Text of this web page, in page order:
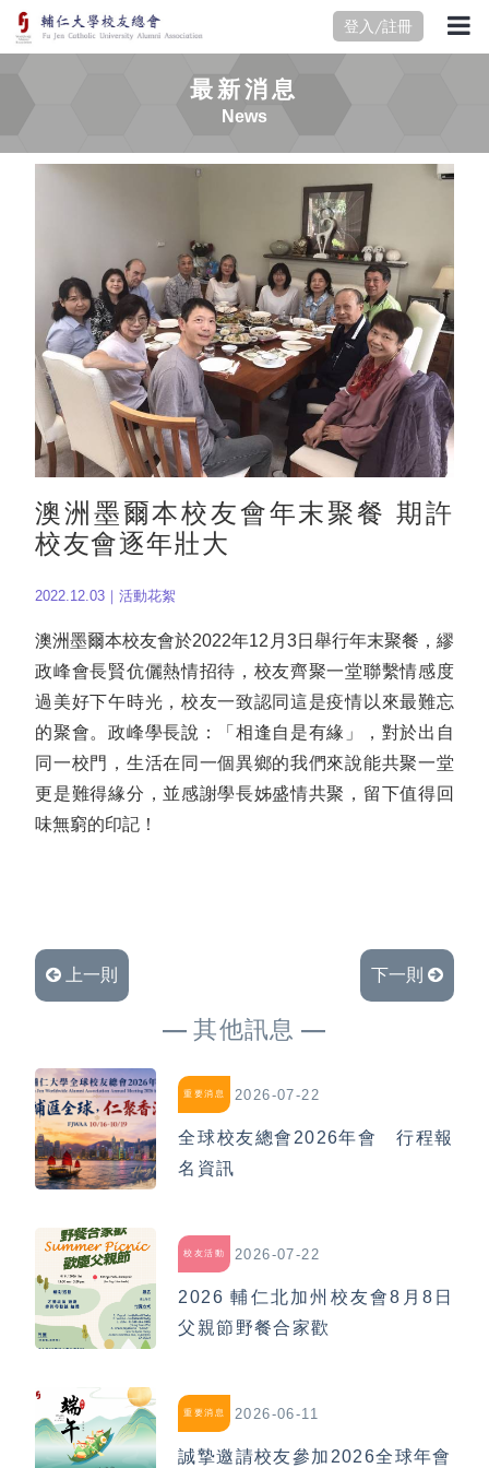
登入/註冊
最新消息
News
澳洲墨爾本校友會年末聚餐 期許
校友會逐年壯大
2022.12.03｜活動花絮
澳洲墨爾本校友會於2022年12月3日舉行年末聚餐，繆
政峰會長賢伉儷熱情招待，校友齊聚一堂聯繫情感度
過美好下午時光，校友一致認同這是疫情以來最難忘
的聚會。政峰學長說：「相逢自是有緣」，對於出自
同一校門，生活在同一個異鄉的我們來說能共聚一堂
更是難得緣分，並感謝學長姊盛情共聚，留下值得回
味無窮的印記！
上一則 下一則
其他訊息
重要消息 2026-07-22
全球校友總會2026年會 行程報
名資訊
校友活動 2026-07-22
2026 輔仁北加州校友會8月8日
父親節野餐合家歡
重要消息 2026-06-11
誠摯邀請校友參加2026全球年會